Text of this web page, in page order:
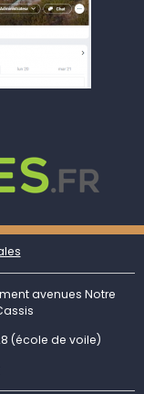
avenues Notre
(école de voile)